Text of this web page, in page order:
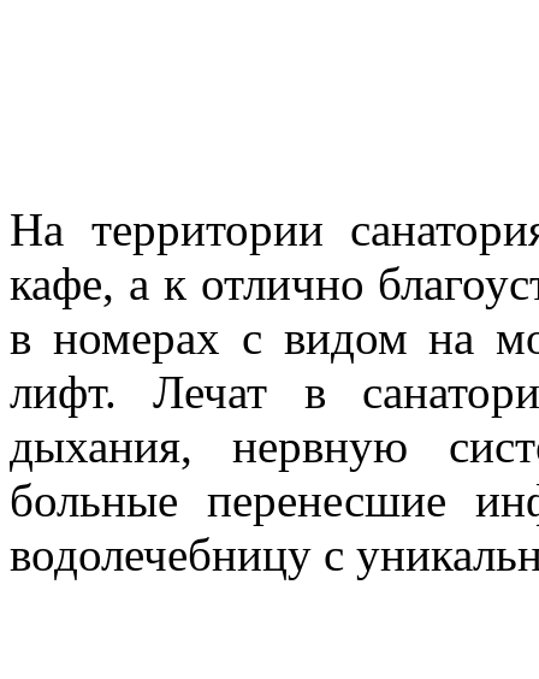
На территории
кафе, а к отлично
в номерах с видом на
лифт. Лечат в
дыхания, нервную
больные перенесшие
водолечебницу с